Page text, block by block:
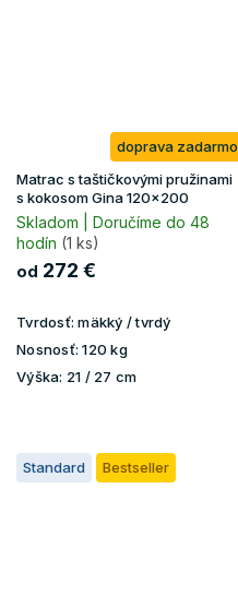
doprava zadarmo
Matrac s taštičkovými pružinami
s kokosom Gina 120x200
Skladom | Doručíme do 48
hodín (1 ks)
od 272 €
Tvrdosť: mäkký / tvrdý
Nosnosť: 120 kg
Výška: 21 / 27 cm
Standard Bestseller